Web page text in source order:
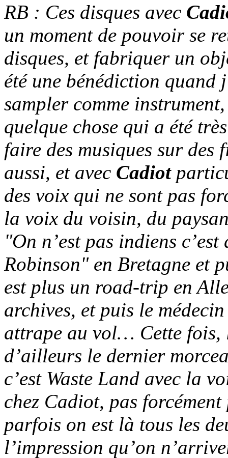
RB : Ces disques avec
un moment de pouvoir se
disques, et fabriquer un
été une bénédiction quand
sampler comme
quelque chose qui a été
faire des musiques sur des
aussi, et avec Cadiot
des voix qui ne sont pas
la voix du voisin, du
"On n’est pas indiens
Robinson" en Bretagne et
est plus un road-trip en
archives, et puis le
attrape au vol… Cette fois,
d’ailleurs le dernier
c’est Waste Land avec la
chez Cadiot, pas
parfois on est là tous les
l’impression qu’on